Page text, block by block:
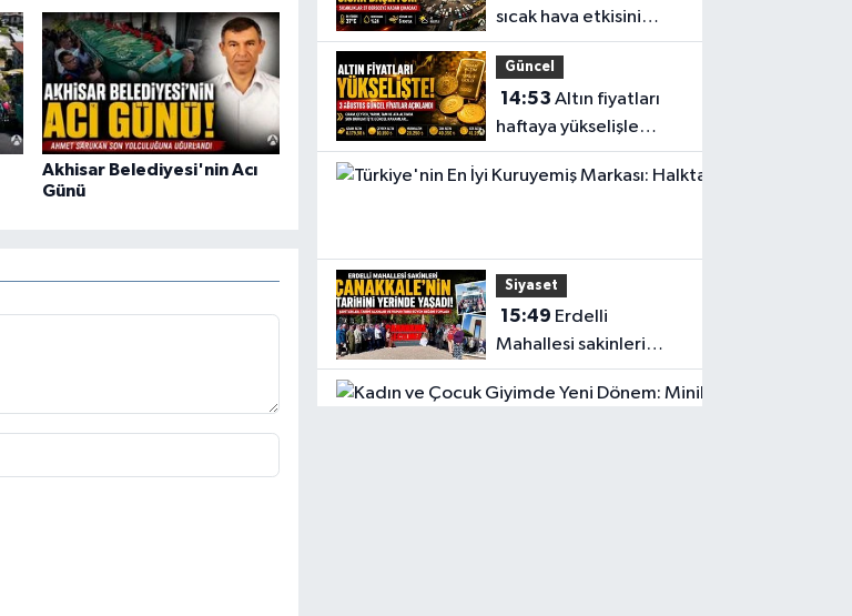
Akhisar Belediyesi'nin Acı
Günü
sıcak hava etkisini
sürdürüyor! İşte 5
günlük hava durumu
Güncel
14:53 Altın fiyatları
haftaya yükselişle
başladı! İşte 3 Ağustos
güncel fiyatlar
Siyaset
15:49
Mahallesi sakinleri
Çanakkale'nin tarihini
yerinde yaşadı